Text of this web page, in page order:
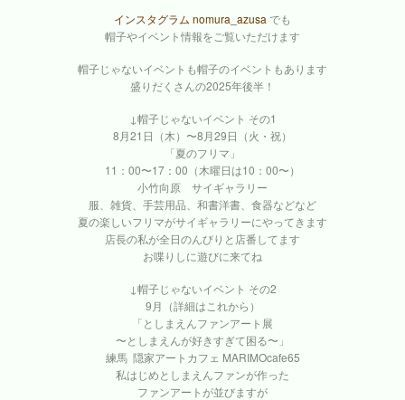
インスタグラム nomura_azusa でも
帽子やイベント情報をご覧いただけます
帽子じゃないイベントも帽子のイベントもあります
盛りだくさんの2025年後半！
↓帽子じゃないイベント その1
8月21日（木）〜8月29日（火・祝）
「夏のフリマ」
11：00〜17：00（木曜日は10：00〜）
小竹向原 サイギャラリー
服、雑貨、手芸用品、和書洋書、食器などなど
夏の楽しいフリマがサイギャラリーにやってきます
店長の私が全日のんびりと店番してます
お喋りしに遊びに来てね
↓帽子じゃないイベント その2
9月（詳細はこれから）
「としまえんファンアート展
〜としまえんが好きすぎて困る〜」
練馬 隠家アートカフェ MARIMOcafe65
私はじめとしまえんファンが作った
ファンアートが並びますが